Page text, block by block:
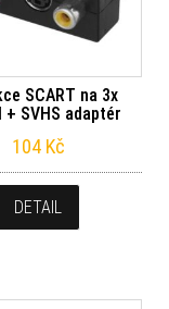
SCART na 3x
+ SVHS adaptér
104 Kč
DETAIL